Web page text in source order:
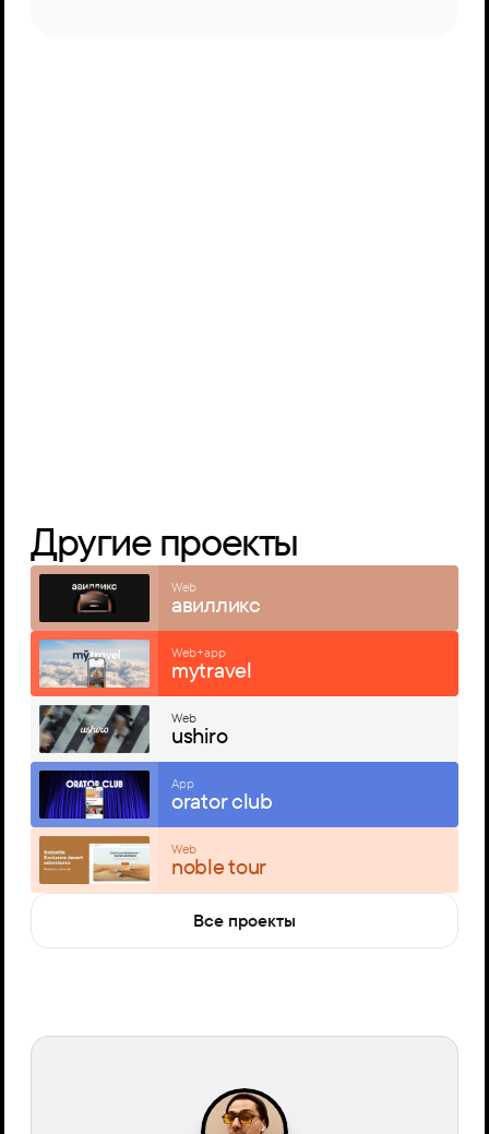
Другие проекты
Web
авилликс
Web+app
mytravel
Web
ushiro
App
orator club
Web
noble tour
Все проекты